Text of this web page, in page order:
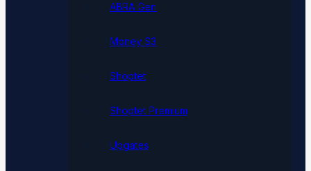
ABRA Gen
Money S3
Shoptet
Shoptet Premium
Upgates